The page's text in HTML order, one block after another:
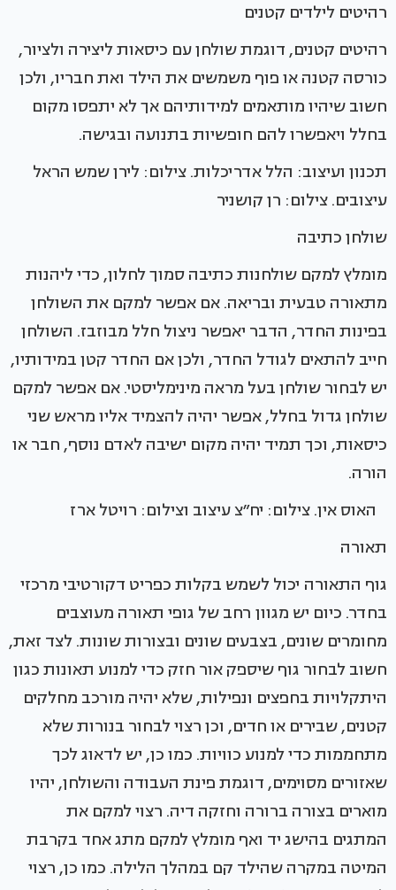
רהיטים לילדים קטנים
רהיטים קטנים, דוגמת שולחן עם כיסאות ליצירה ולציור,
כורסה קטנה או פוף משמשים את הילד ואת חבריו, ולכן
חשוב שיהיו מותאמים למידותיהם אך לא יתפסו מקום
בחלל ויאפשרו להם חופשיות בתנועה ובגישה.
תכנון ועיצוב: הלל אדריכלות. צילום: לירן שמש הראל
עיצובים. צילום: רן קושניר
שולחן כתיבה
מומלץ למקם שולחנות כתיבה סמוך לחלון, כדי ליהנות
מתאורה טבעית ובריאה. אם אפשר למקם את השולחן
בפינות החדר, הדבר יאפשר ניצול חלל מבוזבז. השולחן
חייב להתאים לגודל החדר, ולכן אם החדר קטן במידותיו,
יש לבחור שולחן בעל מראה מינימליסטי. אם אפשר למקם
שולחן גדול בחלל, אפשר יהיה להצמיד אליו מראש שני
כיסאות, וכך תמיד יהיה מקום ישיבה לאדם נוסף, חבר או
הורה.
האוס אין. צילום: יח״צ עיצוב וצילום: רויטל ארז
תאורה
גוף התאורה יכול לשמש בקלות כפריט דקורטיבי מרכזי
בחדר. כיום יש מגוון רחב של גופי תאורה מעוצבים
מחומרים שונים, בצבעים שונים ובצורות שונות. לצד זאת,
חשוב לבחור גוף שיספק אור חזק כדי למנוע תאונות כגון
היתקלויות בחפצים ונפילות, שלא יהיה מורכב מחלקים
קטנים, שבירים או חדים, וכן רצוי לבחור בנורות שלא
מתחממות כדי למנוע כוויות. כמו כן, יש לדאוג לכך
שאזורים מסוימים, דוגמת פינת העבודה והשולחן, יהיו
מוארים בצורה ברורה וחזקה דיה. רצוי למקם את
המתגים בהישג יד ואף מומלץ למקם מתג אחד בקרבת
המיטה במקרה שהילד קם במהלך הלילה. כמו כן, רצוי